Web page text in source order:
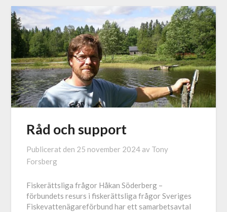
Råd och support
Publicerat den 25 november 2024 av Tony
Forsberg
Fiskerättsliga frågor Håkan Söderberg –
förbundets resurs i fiskerättsliga frågor Sveriges
Fiskevattenägareförbund har ett samarbetsavtal